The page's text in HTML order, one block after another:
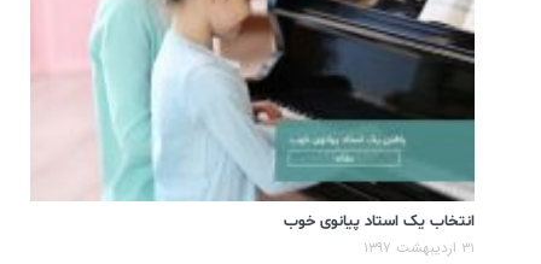
انتخاب یک استاد پیانوی خوب
۳۱ اردیبهشت ۱۳۹۷